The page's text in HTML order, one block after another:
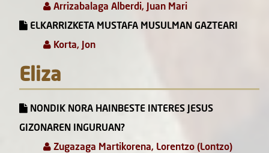
Arrizabalaga Alberdi, Juan Mari
ELKARRIZKETA MUSTAFA MUSULMAN GAZTEARI
Korta, Jon
Eliza
NONDIK NORA HAINBESTE INTERES JESUS
GIZONAREN INGURUAN?
Zugazaga Martikorena, Lorentzo (Lontzo)